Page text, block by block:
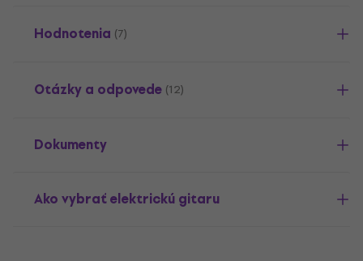
Hodnotenia (7)
Otázky a odpovede (12)
Dokumenty
Ako vybrať elektrickú gitaru